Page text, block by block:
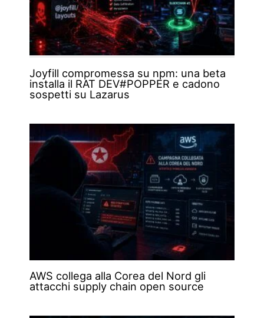
Joyfill compromessa su npm: una beta
installa il RAT DEV#POPPER e cadono
sospetti su Lazarus
AWS collega alla Corea del Nord gli
attacchi supply chain open source